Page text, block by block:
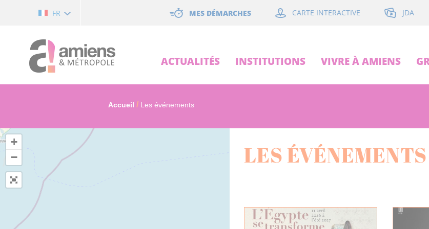
FR MES DÉMARCHES CARTE INTERACTIVE JDA
ACTUALITÉS INSTITUTIONS VIVRE À AMIENS
Accueil Les événements
+
−
LES ÉVÉNEMENTS